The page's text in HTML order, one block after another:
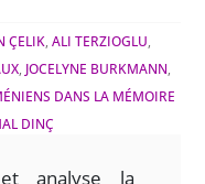
ÇELIK,ALI TERZIOGLU,
, JOCELYNE BURKMANN,
DANS LA MÉMOIRE
DINÇ
analyse la